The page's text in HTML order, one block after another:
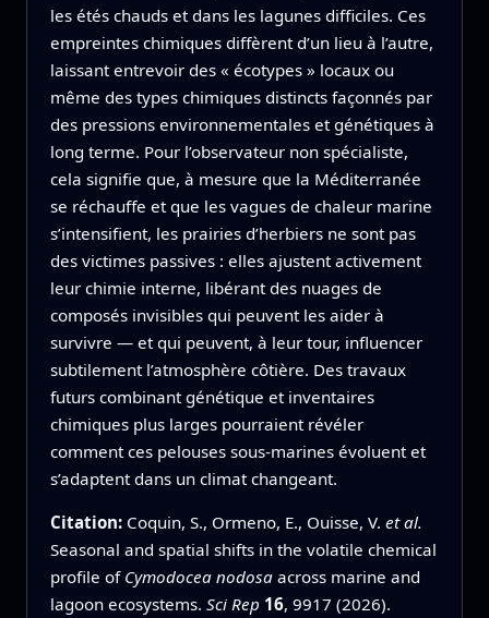
les étés chauds et dans les lagunes difficiles. Ces
empreintes chimiques diffèrent d’un lieu à l’autre,
laissant entrevoir des « écotypes » locaux ou
même des types chimiques distincts façonnés par
des pressions environnementales et génétiques à
long terme. Pour l’observateur non spécialiste,
cela signifie que, à mesure que la Méditerranée
se réchauffe et que les vagues de chaleur marine
s’intensifient, les prairies d’herbiers ne sont pas
des victimes passives : elles ajustent activement
leur chimie interne, libérant des nuages de
composés invisibles qui peuvent les aider à
survivre — et qui peuvent, à leur tour, influencer
subtilement l’atmosphère côtière. Des travaux
futurs combinant génétique et inventaires
chimiques plus larges pourraient révéler
comment ces pelouses sous‑marines évoluent et
s’adaptent dans un climat changeant.
Citation: Coquin, S., Ormeno, E., Ouisse, V. et al.
Seasonal and spatial shifts in the volatile chemical
profile of Cymodocea nodosaacross marine and
lagoon ecosystems. Sci Rep 16, 9917 (2026).